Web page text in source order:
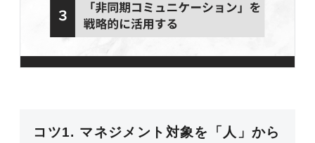
コツ1. マネジメント対象を「人」から